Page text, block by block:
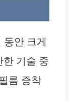
동안 크게
한 기술 중
름 증착